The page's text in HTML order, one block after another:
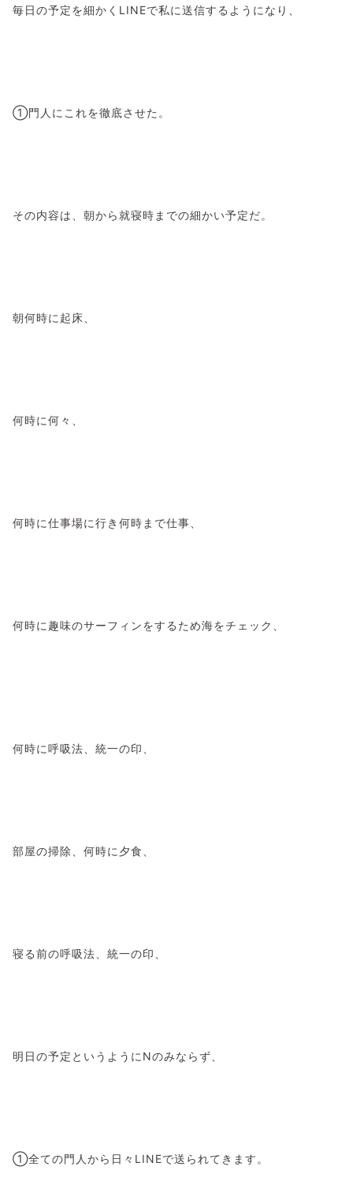
毎日の予定を細かくLINEで私に送信するようになり、
①門人にこれを徹底させた。
その内容は、朝から就寝時までの細かい予定だ。
朝何時に起床、
何時に何々、
何時に仕事場に行き何時まで仕事、
何時に趣味のサーフィンをするため海をチェック、
何時に呼吸法、統一の印、
部屋の掃除、何時に夕食、
寝る前の呼吸法、統一の印、
明日の予定というようにNのみならず、
①全ての門人から日々LINEで送られてきます。